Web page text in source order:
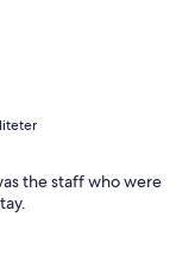
the staff who were